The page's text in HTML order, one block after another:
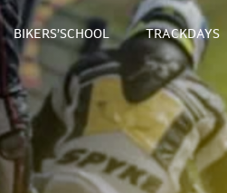
BIKERS’SCHOOL TRACKDAYS